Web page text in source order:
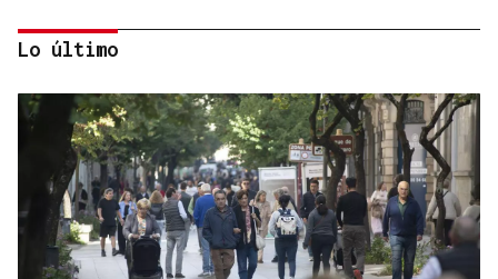
SUB-10 FEMENINA
Lo último